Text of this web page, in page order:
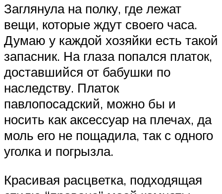
Заглянула на полку, где лежат
вещи, которые ждут своего часа.
Думаю у каждой хозяйки есть такой
запасник. На глаза попался платок,
доставшийся от бабушки по
наследству. Платок
павлопосадский, можно бы и
носить как аксессуар на плечах, да
моль его не пощадила, так с одного
уголка и погрызла.
Красивая расцветка, подходящая